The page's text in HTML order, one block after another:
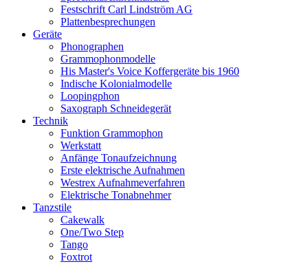
Festschrift Carl Lindström AG
Plattenbesprechungen
Geräte
Phonographen
Grammophonmodelle
His Master's Voice Koffergeräte bis 1960
Indische Kolonialmodelle
Loopingphon
Saxograph Schneidegerät
Technik
Funktion Grammophon
Werkstatt
Anfänge Tonaufzeichnung
Erste elektrische Aufnahmen
Westrex Aufnahmeverfahren
Elektrische Tonabnehmer
Tanzstile
Cakewalk
One/Two Step
Tango
Foxtrot